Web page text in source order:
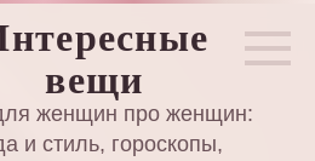
вещи
женщин про женщин:
и стиль, гороскопы,